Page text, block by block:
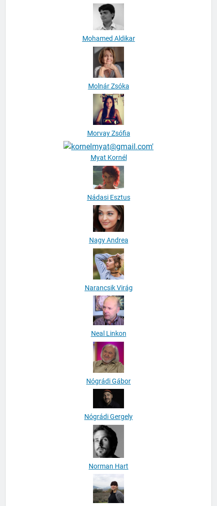
Mohamed Aldikar
Molnár Zsóka
Morvay Zsófia
Myat Kornél
Nádasi Esztus
Nagy Andrea
Narancsik Virág
Neal Linkon
Nógrádi Gábor
Nógrádi Gergely
Norman Hart